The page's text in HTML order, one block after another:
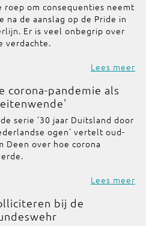
roep om consequenties neemt
na de aanslag op de Pride in
Er is veel onbegrip over
verdachte.
Lees meer
corona-pandemie als
serie '30 jaar Duitsland door
ogen' vertelt oud-
Deen over hoe corona
Lees meer
bij de